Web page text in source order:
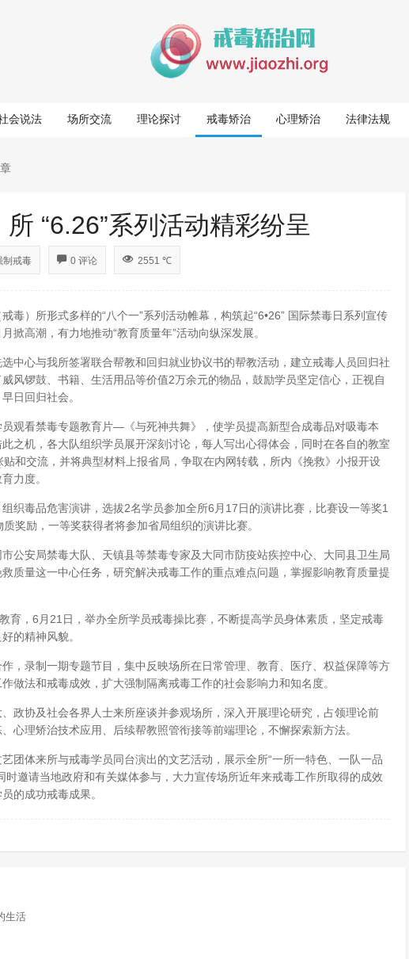
会说法 场所交流 理论探讨 戒毒矫治 心理矫治 法律法规
“6.26”系列活动精彩纷呈
制戒毒 0 评论 2551 ℃
毒）所形式多样的“八个一”系列活动帷幕，构筑起“6•26” 国际禁毒日系列宣传
掀高潮，有力地推动“教育质量年”活动向纵深发展。
中心与我所签署联合帮教和回归就业协议书的帮教活动，建立戒毒人员回归社
风锣鼓、书籍、生活用品等价值2万余元的物品，鼓励学员坚定信心，正视自
日回归社会。
观看禁毒专题教育片—《与死神共舞》，使学员提高新型合成毒品对吸毒本
之机，各大队组织学员展开深刻讨论，每人写出心得体会，同时在各自的教室
和交流，并将典型材料上报省局，争取在内网转载，所内《挽救》小报开设
力度。
织毒品危害演讲，选拔2名学员参加全所6月17日的演讲比赛，比赛设一等奖1
奖励，一等奖获得者将参加省局组织的演讲比赛。
公安局禁毒大队、天镇县等禁毒专家及大同市防疫站疾控中心、大同县卫生局
质量这一中心任务，研究解决戒毒工作的重点难点问题，掌握影响教育质量提
育，6月21日，举办全所学员戒毒操比赛，不断提高学员身体素质，坚定戒毒
的精神风貌。
，录制一期专题节目，集中反映场所在日常管理、教育、医疗、权益保障等方
做法和戒毒成效，扩大强制隔离戒毒工作的社会影响力和知名度。
政协及社会各界人士来所座谈并参观场所，深入开展理论研究，占领理论前
心理矫治技术应用、后续帮教照管衔接等前端理论，不懈探索新方法。
团体来所与戒毒学员同台演出的文艺活动，展示全所“一所一特色、一队一品
时邀请当地政府和有关媒体参与，大力宣传场所近年来戒毒工作所取得的成效
的成功戒毒成果。
生活